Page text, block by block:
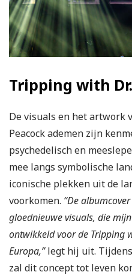
Tripping with
De visuals en het artwork
Peacock ademen zijn
psychedelisch en
mee langs symbolische
iconische plekken uit de
voorkomen. “De
gloednieuwe visuals, die
ontwikkeld voor de Tripping
Europa,”legt hij uit.
zal dit concept tot leven